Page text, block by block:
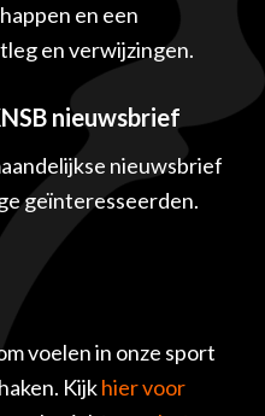
en een
en verwijzingen.
nieuwsbrief
nieuwsbrief
geïnteresseerden.
voelen in onze sport
Kijkhier voor